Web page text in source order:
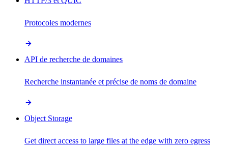
Protocoles modernes
API de recherche de domaines
Recherche instantanée et précise de noms de domaine
Object Storage
Get direct access to large files at the edge with zero egress